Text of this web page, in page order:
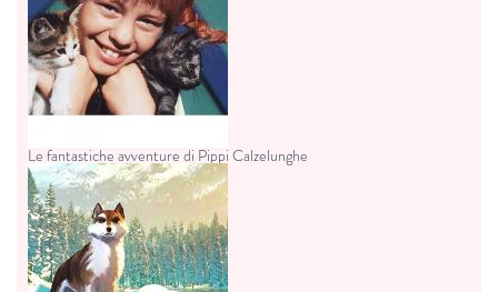
Le fantastiche avventure di Pippi Calzelunghe